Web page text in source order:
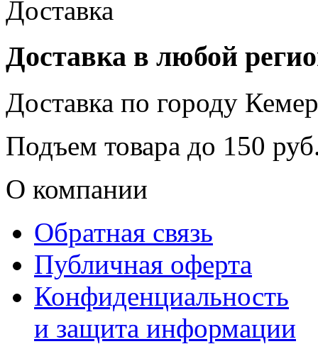
Доставка в любой
Доставка по городу
Подъем товара до 150
О компании
Обратная связь
Публичная оферта
Конфиденциальность
и защита информации